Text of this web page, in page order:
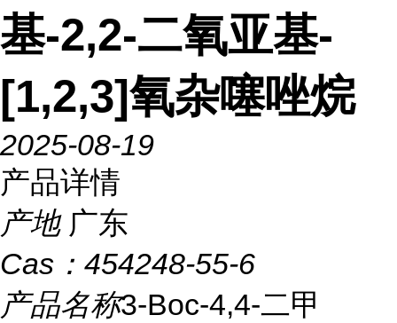
基-2,2-二氧亚基-
[1,2,3]氧杂噻唑烷
2025-08-19
产品详情
产地 广东
Cas： 454248-55-6
产品名称3-Boc-4,4-二甲